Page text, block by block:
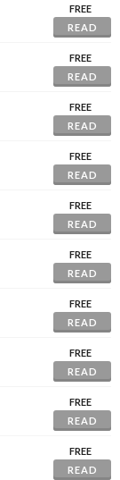
FREE
READ
FREE
READ
FREE
READ
FREE
READ
FREE
READ
FREE
READ
FREE
READ
FREE
READ
FREE
READ
FREE
READ